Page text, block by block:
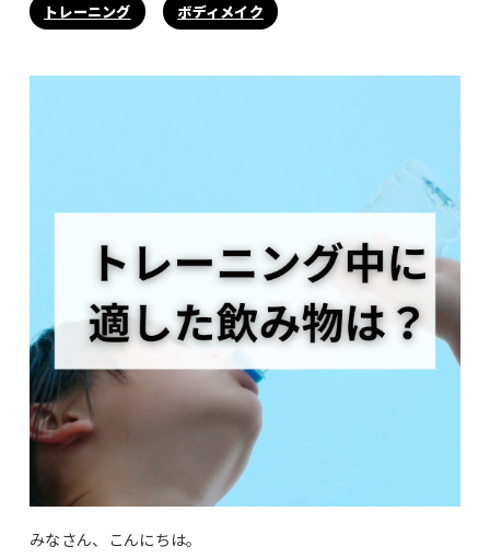
トレーニング ボディメイク
みなさん、こんにちは。